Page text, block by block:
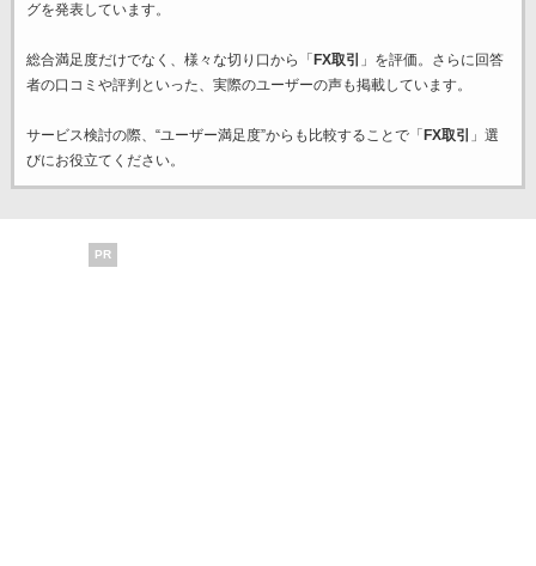
グを発表しています。
総合満足度だけでなく、様々な切り口から「 FX取引
」を評価。さらに回答
者の口コミや評判といった、実際のユーザーの声も掲載しています。
サービス検討の際、“ユーザー満足度”からも比較することで「 FX取引
」選
びにお役立てください。
PR